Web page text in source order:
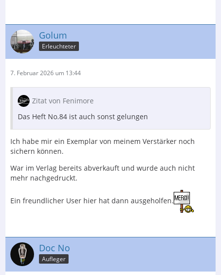
Golum
Erleuchteter
7. Februar 2026 um 13:44
Zitat von Fenimore
Das Heft No.84 ist auch sonst gelungen
Ich habe mir ein Exemplar von meinem Verstärker noch
sichern können.
War im Verlag bereits abverkauft und wurde auch nicht
mehr nachgedruckt.
Ein freundlicher User hier hat dann ausgeholfen.
Doc No
Aufleger